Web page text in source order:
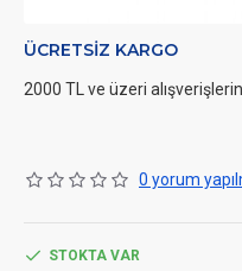
ÜCRETSIZ KARGO
2000 TL ve üzeri
0 yorum
STOKTA VAR